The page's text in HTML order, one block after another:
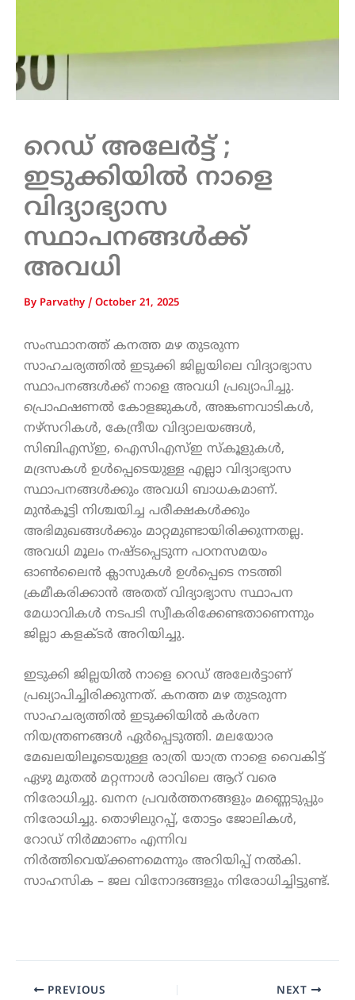
റെഡ് അലേർട്ട് ;
ഇടുക്കിയിൽ നാളെ
വിദ്യാഭ്യാസ
സ്ഥാപനങ്ങൾക്ക്
അവധി
By Parvathy / October 21, 2025
സംസ്ഥാനത്ത് കനത്ത മഴ തുടരുന്ന
സാഹചര്യത്തിൽ ഇടുക്കി ജില്ലയിലെ വിദ്യാഭ്യാസ
സ്ഥാപനങ്ങൾക്ക് നാളെ അവധി പ്രഖ്യാപിച്ചു.
പ്രൊഫഷണൽ കോളജുകൾ, അങ്കണവാടികൾ,
നഴ്സറികൾ, കേന്ദ്രീയ വിദ്യാലയങ്ങൾ,
സിബിഎസ്ഇ, ഐസിഎസ്‌ഇ സ്കൂളുകൾ,
മദ്രസകൾ ഉൾപ്പെടെയുള്ള എല്ലാ വിദ്യാഭ്യാസ
സ്ഥാപനങ്ങൾക്കും അവധി ബാധകമാണ്.
മുൻകൂട്ടി നിശ്ചയിച്ച പരീക്ഷകൾക്കും
അഭിമുഖങ്ങൾക്കും മാറ്റമുണ്ടായിരിക്കുന്നതല്ല.
അവധി മൂലം നഷ്ടപ്പെടുന്ന പഠനസമയം
ഓൺലൈൻ ക്ലാസുകൾ ഉൾപ്പെടെ നടത്തി
ക്രമീകരിക്കാൻ അതത് വിദ്യാഭ്യാസ സ്ഥാപന
മേധാവികൾ നടപടി സ്വീകരിക്കേണ്ടതാണെന്നും
ജില്ലാ കളക്ടർ അറിയിച്ചു.
ഇടുക്കി ജില്ലയിൽ നാളെ റെഡ് അലേർട്ടാണ്
പ്രഖ്യാപിച്ചിരിക്കുന്നത്. കനത്ത മഴ തുടരുന്ന
സാഹചര്യത്തിൽ ഇടുക്കിയിൽ കർശന
നിയന്ത്രണങ്ങൾ ഏർപ്പെടുത്തി. മലയോര
മേഖലയിലൂടെയുള്ള രാത്രി യാത്ര നാളെ വൈകിട്ട്
ഏഴു മുതൽ മറ്റന്നാൾ രാവിലെ ആറ് വരെ
നിരോധിച്ചു. ഖനന പ്രവർത്തനങ്ങളും മണ്ണെടുപ്പും
നിരോധിച്ചു. തൊഴിലുറപ്പ്, തോട്ടം ജോലികൾ,
റോഡ് നിർമ്മാണം എന്നിവ
നിർത്തിവെയ്ക്കണമെന്നും അറിയിപ്പ് നൽകി.
സാഹസിക – ജല വിനോദങ്ങളും നിരോധിച്ചിട്ടുണ്ട്.
PREVIOUS NEXT